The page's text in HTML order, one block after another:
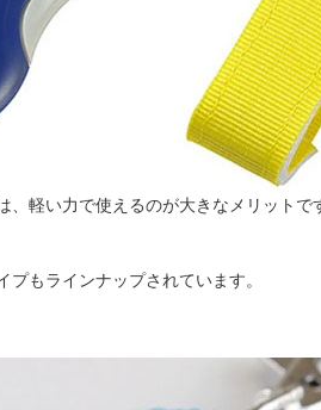
、軽い力で使えるのが大きなメリット
もラインナップされています。